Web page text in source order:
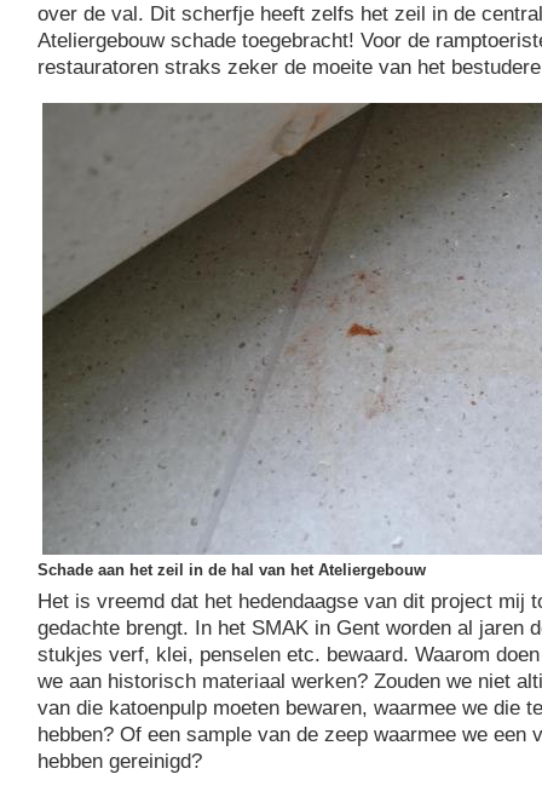
over de val. Dit scherfje heeft zelfs het zeil in de
Ateliergebouw schade toegebracht! Voor de
restauratoren straks zeker de moeite van het
Schade aan het zeil in de hal van het Ateliergebouw
Het is vreemd dat het hedendaagse van dit project mij
gedachte brengt. In het SMAK in Gent worden al jaren
stukjes verf, klei, penselen etc. bewaard. Waarom
we aan historisch materiaal werken? Zouden we niet
van die katoenpulp moeten bewaren, waarmee we die
hebben? Of een sample van de zeep waarmee we een
hebben gereinigd?